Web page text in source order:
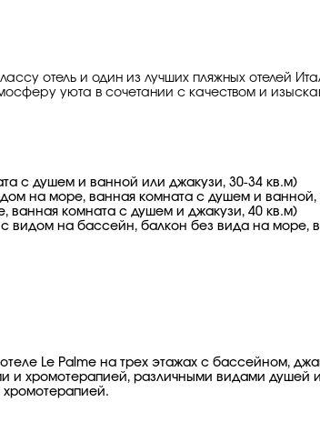
отель и один из лучших пляжных отелей
уюта в сочетании с качеством и
с душем и ванной или джакузи, 30-34 кв.м)
на море, ванная комната с душем и ванной,
ванная комната с душем и джакузи, 40 кв.м)
видом на бассейн, балкон без вида на море,
Le Palme на трех этажах с бассейном,
и хромотерапией, различными видами